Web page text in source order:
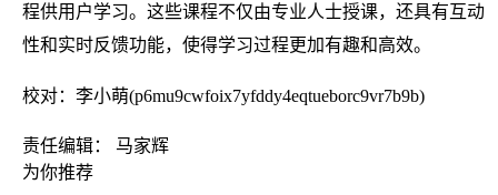
程供用户学习。这些课程不仅由专业人士授课，还具有互动
性和实时反馈功能，使得学习过程更加有趣和高效。
校对：李小萌(p6mu9cwfoix7yfddy4eqtueborc9vr7b9b)
责任编辑： 马家辉
为你推荐